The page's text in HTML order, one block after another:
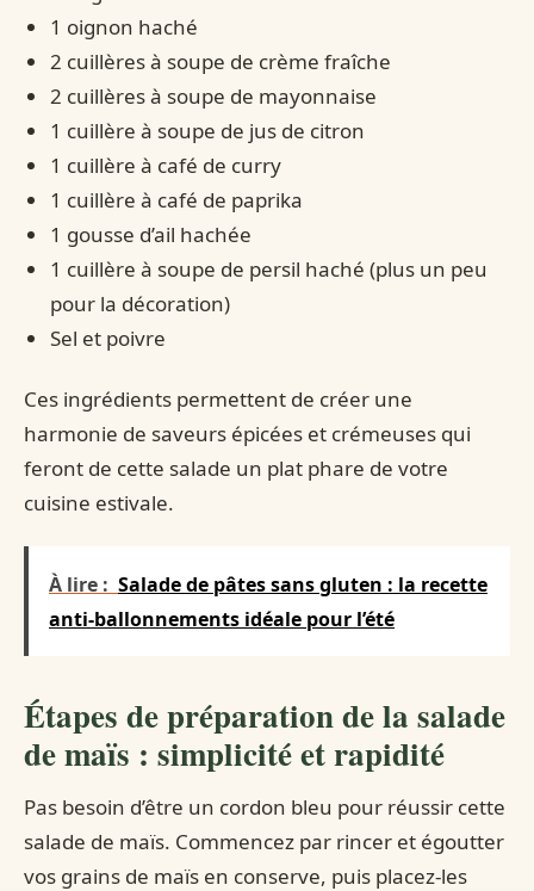
1 oignon haché
2 cuillères à soupe de crème fraîche
2 cuillères à soupe de mayonnaise
1 cuillère à soupe de jus de citron
1 cuillère à café de curry
1 cuillère à café de paprika
1 gousse d’ail hachée
1 cuillère à soupe de persil haché (plus un peu
pour la décoration)
Sel et poivre
Ces ingrédients permettent de créer une
harmonie de saveurs épicées et crémeuses qui
feront de cette salade un plat phare de votre
cuisine estivale.
À lire : Salade de pâtes sans gluten : la recette
anti-ballonnements idéale pour l’été
Étapes de préparation de la salade
de maïs : simplicité et rapidité
Pas besoin d’être un cordon bleu pour réussir cette
salade de maïs. Commencez par rincer et égoutter
vos grains de maïs en conserve, puis placez-les